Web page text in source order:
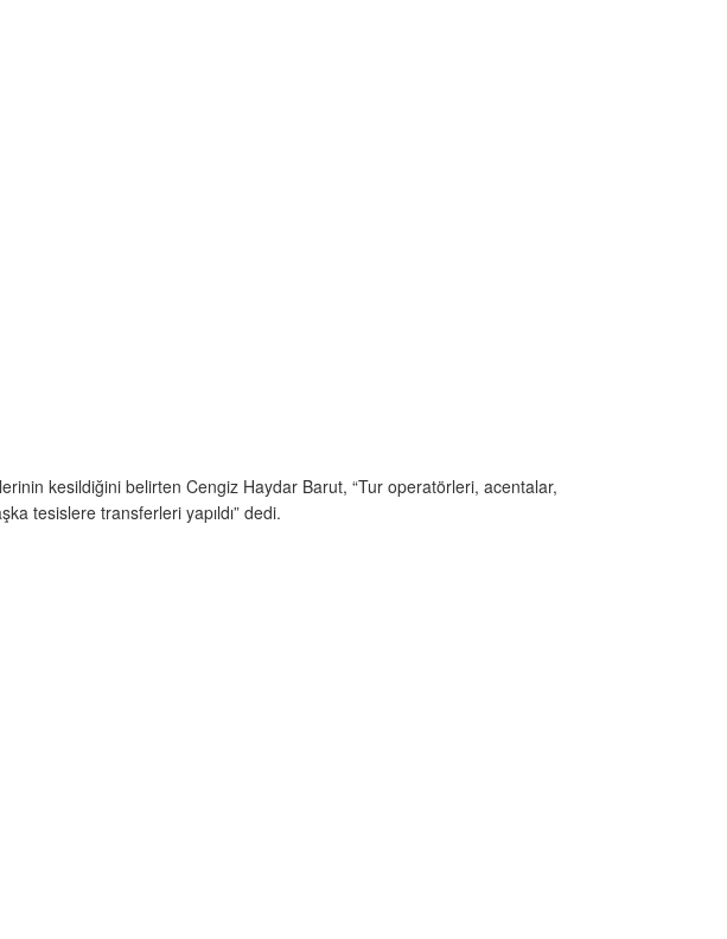
kesildiğini belirten Cengiz Haydar Barut, “Tur operatörleri, acentalar,
tesislere transferleri yapıldı” dedi.